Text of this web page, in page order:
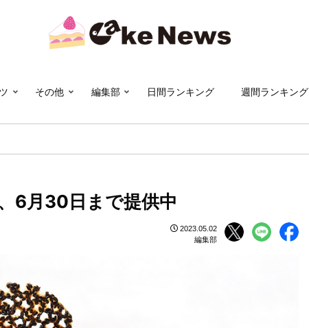
その他 編集部 日間ランキング 週間ランキング
6月30日まで提供中
2023.05.02
編集部